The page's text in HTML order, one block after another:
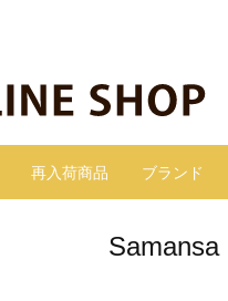
再入荷商品 ブランド
Samansa